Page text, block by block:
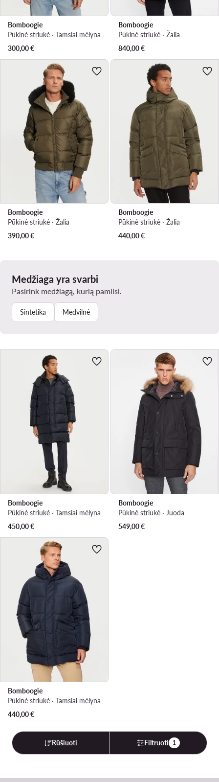
Bomboogie
Pūkinė striukė · Tamsiai mėlyna
300,00€
Bomboogie
Pūkinė striukė · Žalia
840,00€
Bomboogie
Pūkinė striukė · Žalia
390,00€
Bomboogie
Pūkinė striukė · Žalia
440,00€
Medžiaga yra svarbi
Pasirink medžiagą, kurią pamilsi.
Sintetika Medvilnė
Bomboogie
Pūkinė striukė · Tamsiai mėlyna
450,00€
Bomboogie
Pūkinė striukė · Juoda
549,00€
Bomboogie
Pūkinė striukė · Tamsiai mėlyna
440,00€
Rūšiuoti Filtruoti 1